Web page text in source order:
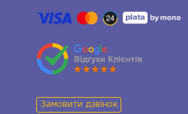
Замовити дзвінок